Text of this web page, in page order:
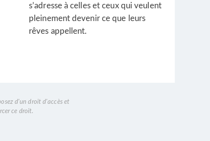
s’adresse à celles et ceux qui veulent
pleinement devenir ce que leurs
rêves appellent.
d'un droit d'accès et
ce droit.